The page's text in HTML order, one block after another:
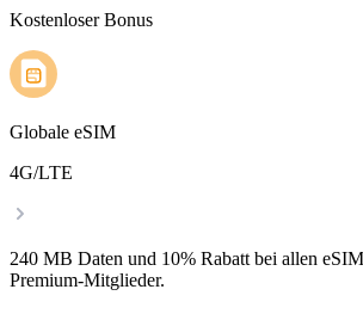
Kostenloser Bonus
Globale eSIM
4G/LTE
240 MB Daten und 10% Rabatt bei allen
Premium-Mitglieder.